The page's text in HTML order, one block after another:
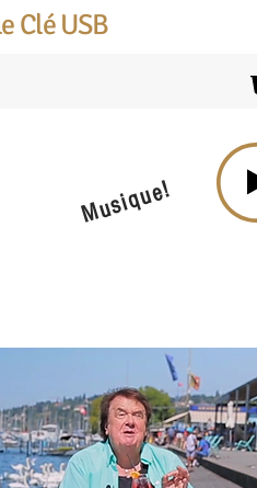
Clé USB
Musique!